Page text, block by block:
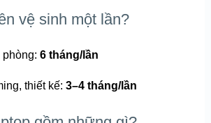
vệ sinh một lần?
phòng: 6 tháng/lần
thiết kế: 3–4 tháng/lần